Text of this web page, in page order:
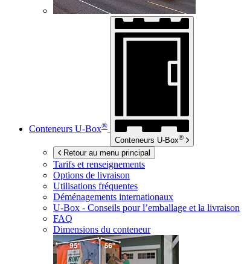
Conteneurs U-Box®
Conteneurs U-Box®
Retour au menu principal
Tarifs et renseignements
Options de livraison
Utilisations fréquentes
Déménagements internationaux
U-Box - Conseils pour l’emballage et la livraison
FAQ
Dimensions du conteneur